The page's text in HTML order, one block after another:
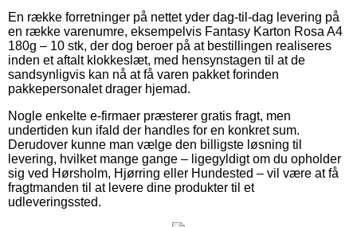
En række forretninger på nettet yder dag-til-dag levering på
en række varenumre, eksempelvis Fantasy Karton Rosa A4
180g – 10 stk, der dog beroer på at bestillingen realiseres
inden et aftalt klokkeslæt, med hensynstagen til at de
sandsynligvis kan nå at få varen pakket forinden
pakkepersonalet drager hjemad.
Nogle enkelte e-firmaer præsterer gratis fragt, men
undertiden kun ifald der handles for en konkret sum.
Derudover kunne man vælge den billigste løsning til
levering, hvilket mange gange – ligegyldigt om du opholder
sig ved Hørsholm, Hjørring eller Hundested – vil være at få
fragtmanden til at levere dine produkter til et
udleveringssted.